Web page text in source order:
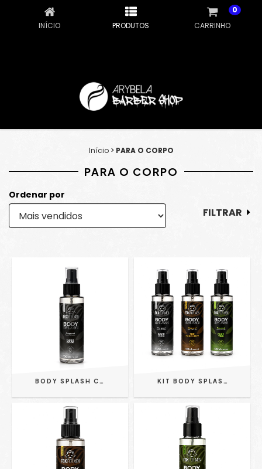
INÍCIO PRODUTOS CARRINHO
0
Início > PARA O CORPO
PARA O CORPO
Ordenar por
FILTRAR
BODY SPLASH CORPORAL | DARK CODE - FOX FOR MEN 100ML KIT BODY SPLASH CORPORAL | AMADEIRADO + FLORAL + AROMÁTICO - FOX FOR MEN 100ML